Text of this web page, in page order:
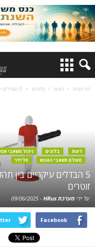
דף הבית דעות בלוגים 5 הבדלים עיקריים בין תהליך גיוס של בכירים להליך גיוס של זוטרים
דעות בלוגים ניהול משאבי
מעולם משאבי האנוש
סליידר
5 הבדלים עיקריים בין
זוטרים
על ידי מערכת HRus -
09/06/2025
Facebook